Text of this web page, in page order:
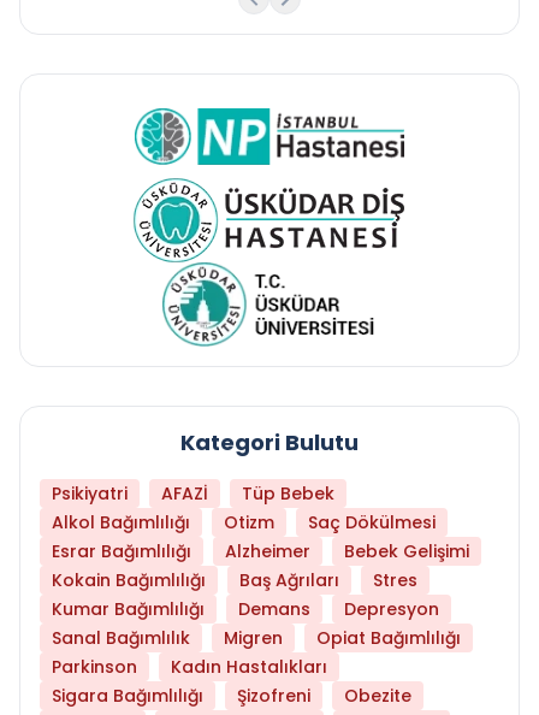
Kategori Bulutu
Psikiyatri AFAZİ
Tüp Bebek
Alkol Bağımlılığı
Otizm
Saç Dökülmesi
Esrar Bağımlılığı
Alzheimer
Bebek Gelişimi
Kokain Bağımlılığı
Baş Ağrıları
Stres
Kumar Bağımlılığı
Demans
Depresyon
Sanal Bağımlılık
Migren
Opiat Bağımlılığı
Parkinson
Kadın Hastalıkları
Sigara Bağımlılığı
Şizofreni
Obezite